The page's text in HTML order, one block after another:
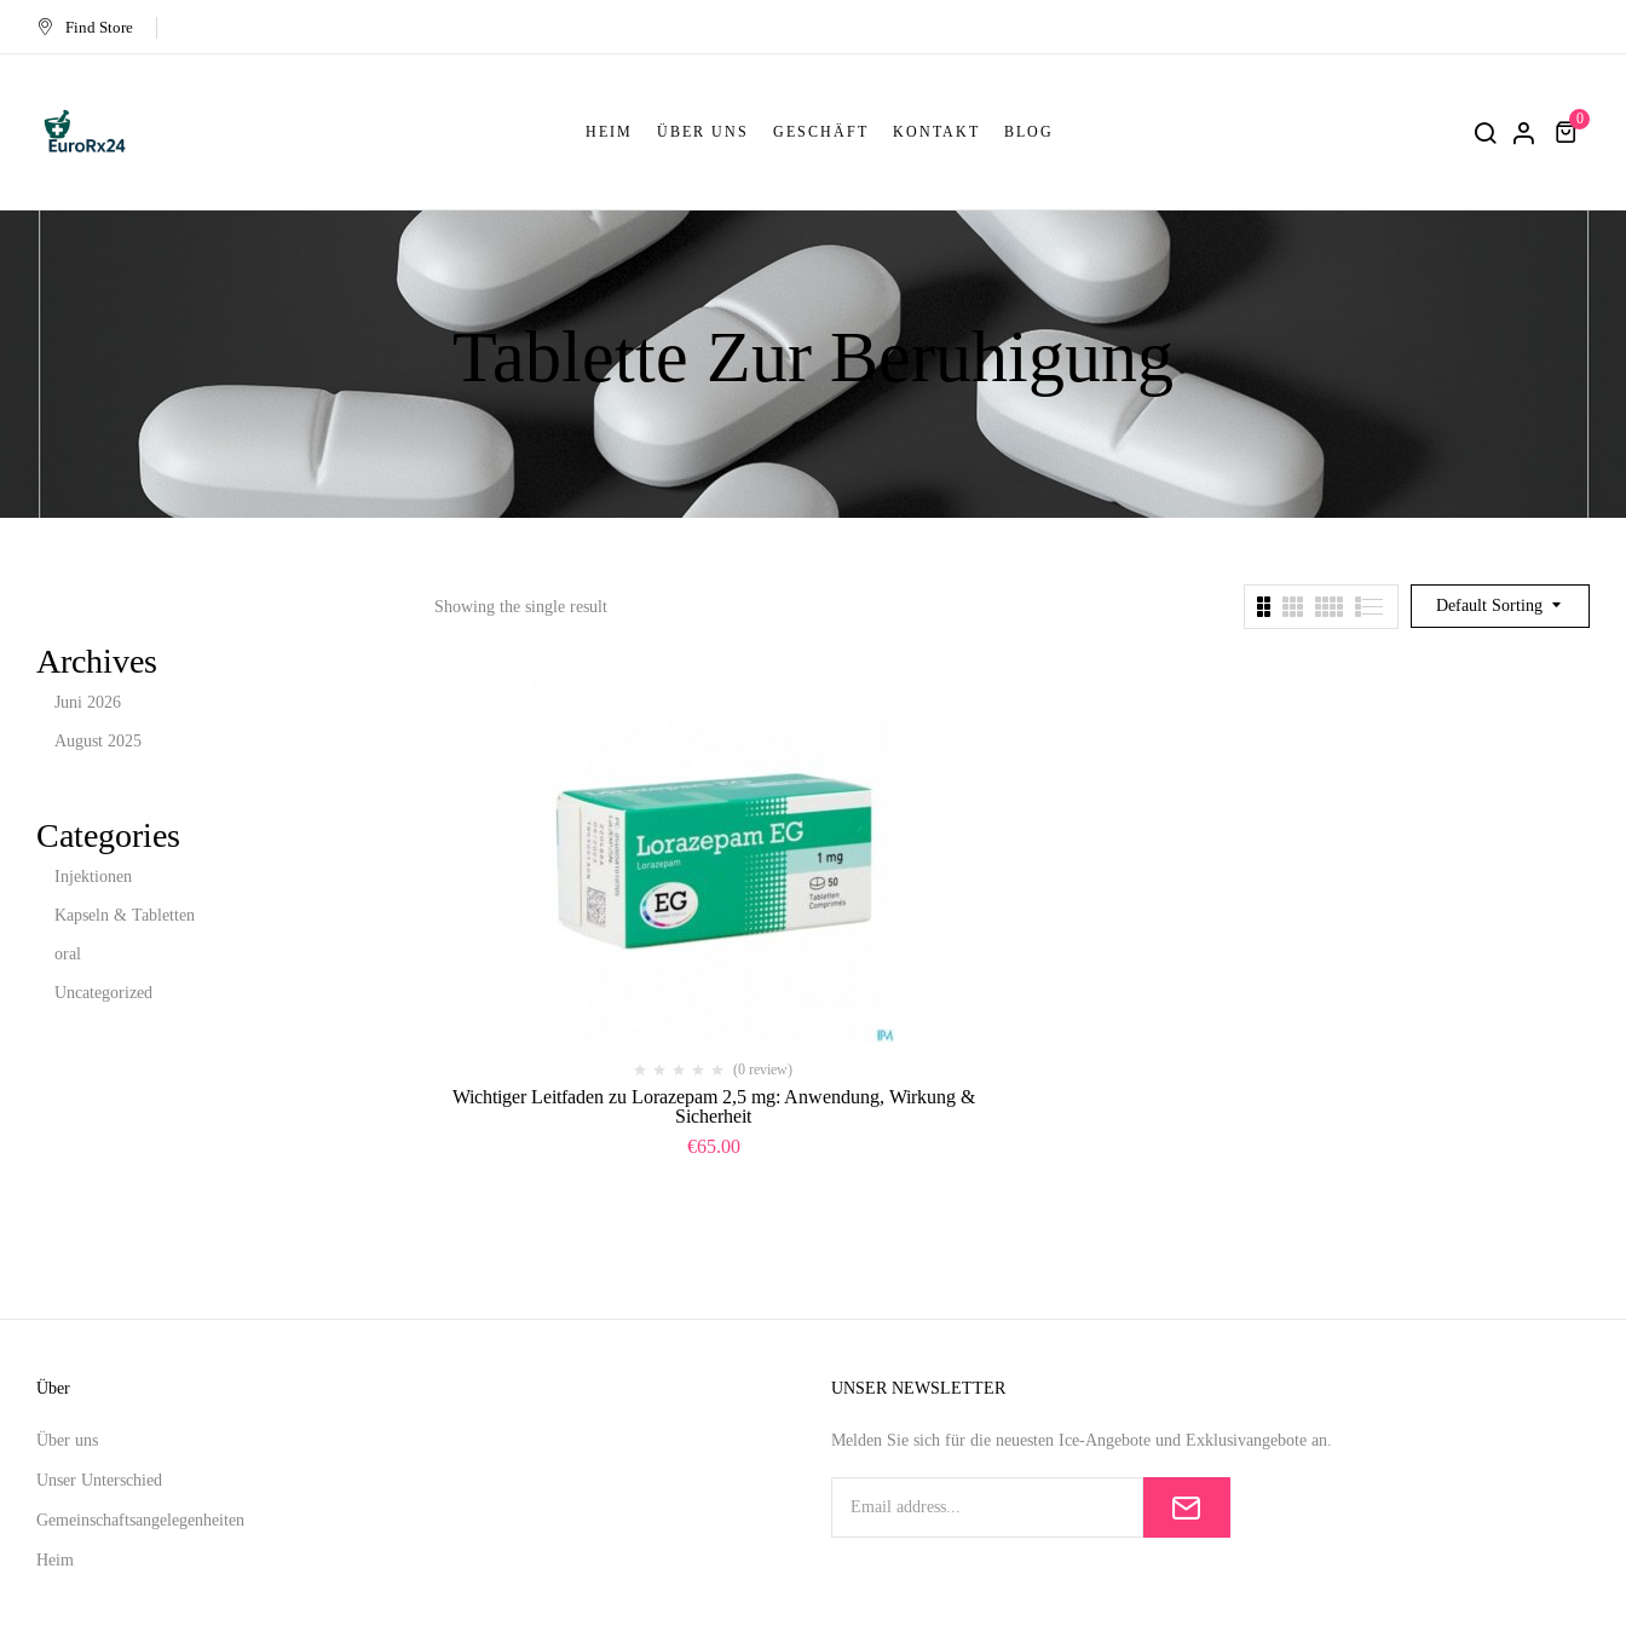
Find Store
HEIM ÜBER UNS GESCHÄFT KONTAKT BLOG
0
Tablette Zur Beruhigung​
Archives
Juni 2026
August 2025
Categories
Injektionen
Kapseln & Tabletten
oral
Uncategorized
Default Sorting
Showing the single result
(0 review)
Wichtiger Leitfaden zu Lorazepam 2,5 mg: Anwendung, Wirkung &
Sicherheit
€65.00
Über
Über uns
Unser Unterschied
Gemeinschaftsangelegenheiten
Heim
UNSER NEWSLETTER
Melden Sie sich für die neuesten Ice-Angebote und Exklusivangebote an.